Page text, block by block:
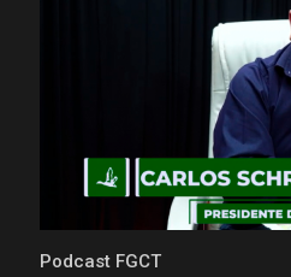
Podcast FGCT